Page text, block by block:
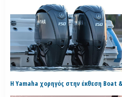
H Yamaha χορηγός στην έκθεση Boat